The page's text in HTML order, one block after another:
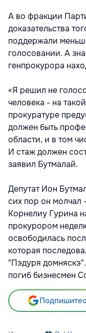
А во фракции
доказательства
поддержали
голосовании. А
генпрокурора
«Я решил не
человека - на
прокуратуре
должен быть
области, и в том
И стаж должен
заявил Бутмалай.
Депутат Ион
сих пор он молчал
Корнелиу Гурина
прокурором
освободилась
которая
"Пэдуря
погиб бизнесмен